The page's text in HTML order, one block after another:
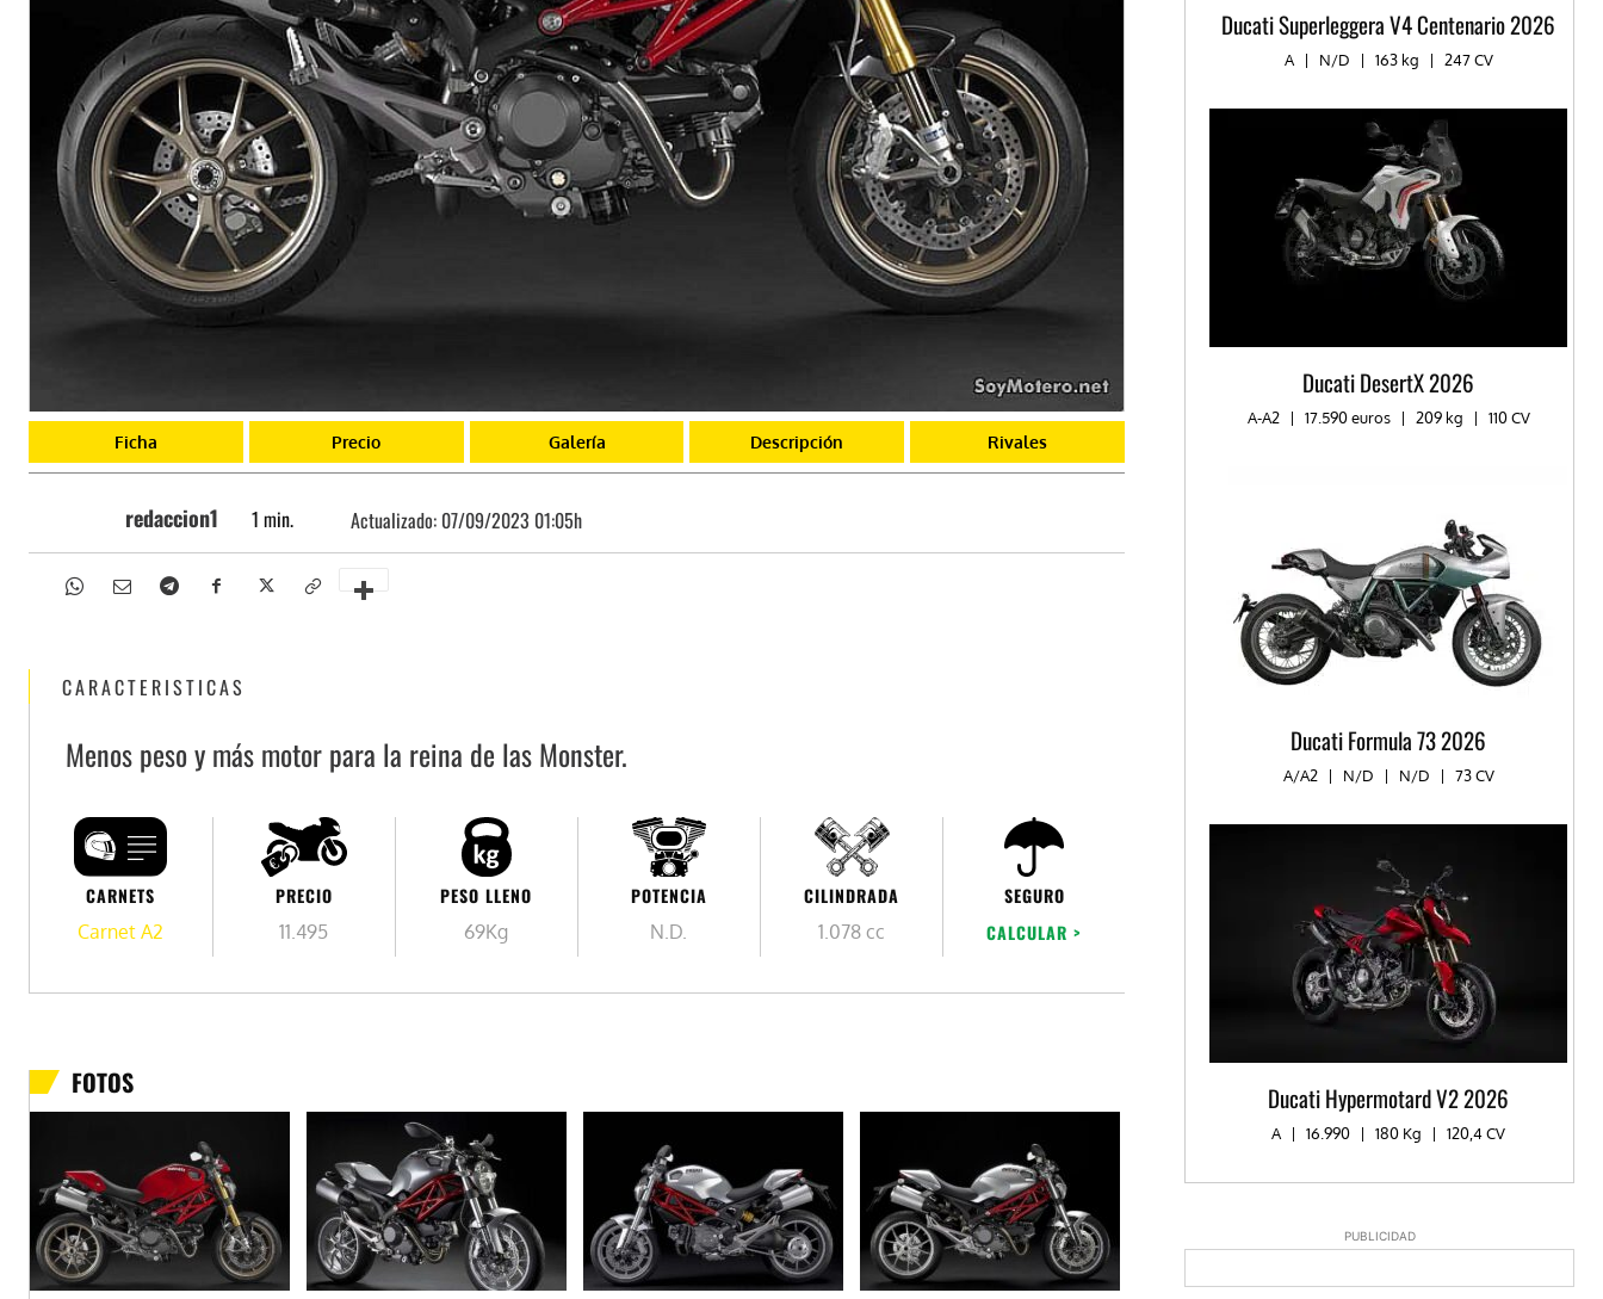
Ficha Precio Galería Descripción Rivales
redaccion1 1 min. Actualizado: 07/09/2023 01:05h
CARACTERISTICAS
Menos peso y más motor para la reina de las Monster.
CARNETS
Carnet A2
PRECIO
11.495
PESO LLENO
69Kg
POTENCIA
N.D.
CILINDRADA
1.078 cc
SEGURO
CALCULAR >
FOTOS
Ducati Superleggera V4 Centenario 2026
A | N/D | 163 kg | 247 CV
Ducati DesertX 2026
A-A2 | 17.590 euros | 209 kg | 110 CV
Ducati Formula 73 2026
A/A2 | N/D | N/D | 73 CV
Ducati Hypermotard V2 2026
A | 16.990 | 180 Kg | 120,4 CV
PUBLICIDAD